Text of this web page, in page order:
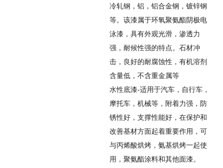
冷轧钢，铝，铝合金钢，镀锌钢
等。该漆属于环氧聚氨酯阴极电
泳漆，具有外观光滑，渗透力
强，耐候性强的特点。石材冲
击，良好的耐腐蚀性，有机溶剂
含量低，不含重金属等
水性底漆-适用于汽车，自行车，
摩托车，机械等，附着力强，防
锈性好，支撑性能好，在保护和
改善基材方面起着重要作用，可
与丙烯酸烘烤，氨基烘烤一起使
用，聚氨酯涂料和其他面漆。